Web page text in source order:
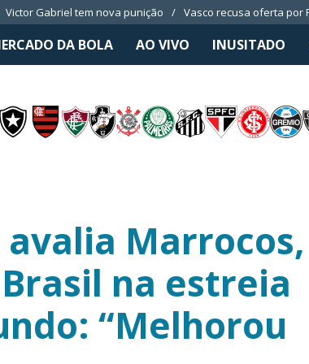
Victor Gabriel tem nova punição Vasco recusa oferta por
DA BOLA AO VIVO INUSITADO
Marrocos,
na estreia
“Melhorou